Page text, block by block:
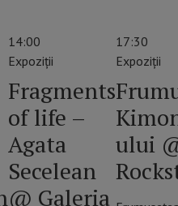
14:00
Expoziții
Fragments
of life –
Agata
Secelean
@ Galeria
17:30
Expoziții
ului